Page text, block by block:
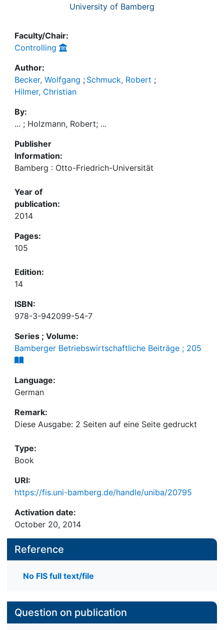
University of Bamberg
Faculty/Chair:
Controlling
Author:
Becker, Wolfgang ; Schmuck, Robert ;
Hilmer, Christian
By:
... ; Holzmann, Robert; ...
Publisher
Information:
Bamberg : Otto-Friedrich-Universität
Year of
publication:
2014
Pages:
105
Edition:
14
ISBN:
978-3-942099-54-7
Series ; Volume:
Bamberger Betriebswirtschaftliche Beiträge ; 205
Language:
German
Remark:
Diese Ausgabe: 2 Seiten auf eine Seite gedruckt
Type:
Book
URI:
https://fis.uni-bamberg.de/handle/uniba/20795
Activation date:
October 20, 2014
Reference
No FIS full text/file
Question on publication